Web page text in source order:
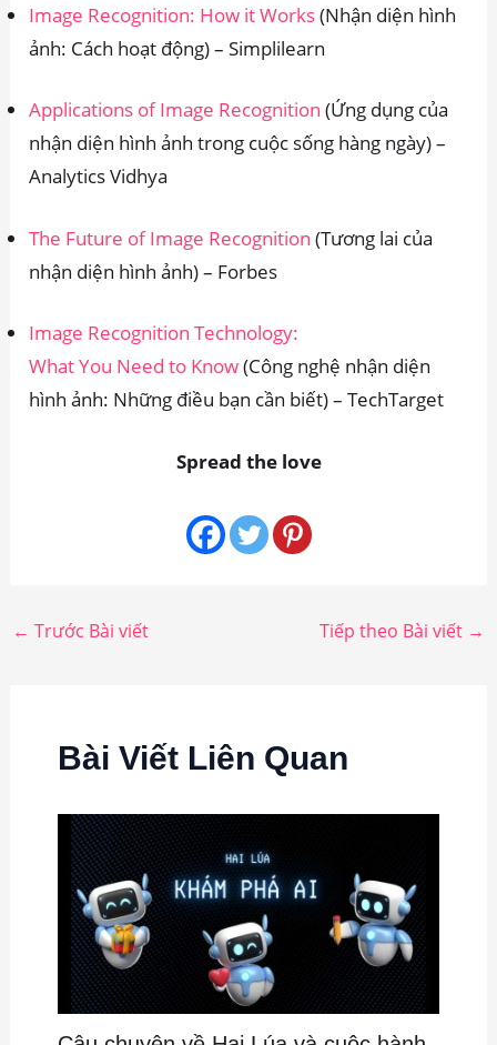
Image Recognition: How it Works(Nhận diện hình
ảnh: Cách hoạt động) – Simplilearn
Applications of Image Recognition (Ứng dụng của
nhận diện hình ảnh trong cuộc sống hàng ngày) –
Analytics Vidhya
The Future of Image Recognition (Tương lai của
nhận diện hình ảnh) – Forbes
Image Recognition Technology:
What You Need to Know(Công nghệ nhận diện
hình ảnh: Những điều bạn cần biết) – TechTarget
Spread the love
← Trước Bài viết Tiếp theo Bài viết →
Bài Viết Liên Quan